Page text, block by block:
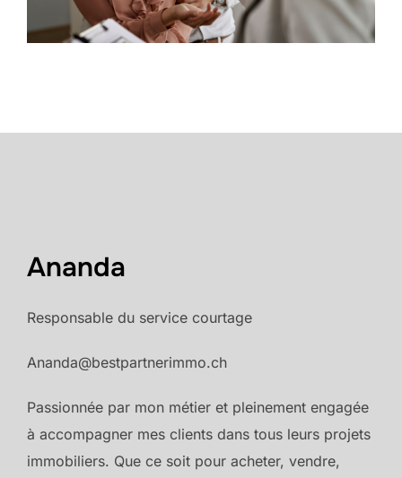
Ananda
Responsable du service courtage
Ananda@bestpartnerimmo.ch
Passionnée par mon métier et pleinement engagée
à accompagner mes clients dans tous leurs projets
immobiliers. Que ce soit pour acheter, vendre,